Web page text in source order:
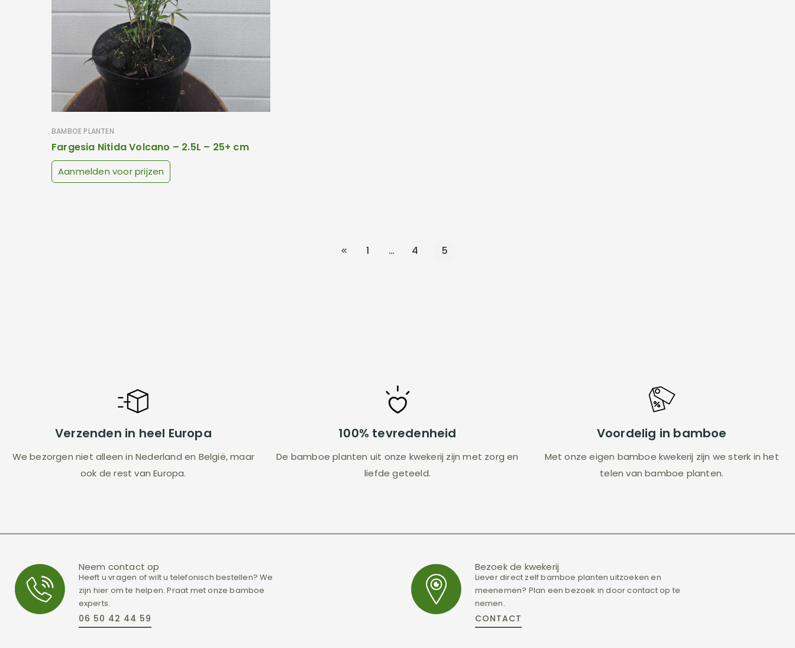
BAMBOE PLANTEN
Fargesia Nitida Volcano – 2.5L – 25+ cm
Aanmelden voor prijzen
1 … 4 5
Verzenden in heel Europa
We bezorgen niet alleen in Nederland en België, maar
ook de rest van Europa.
100% tevredenheid
De bamboe planten uit onze kwekerij zijn met zorg en
liefde geteeld.
Voordelig in bamboe
Met onze eigen bamboe kwekerij zijn we sterk in het
telen van bamboe planten.
Neem contact op
Heeft u vragen of wilt u telefonisch bestellen? We
zijn hier om te helpen. Praat met onze bamboe
experts.
06 50 42 44 59
Bezoek de kwekerij
Liever direct zelf bamboe planten uitzoeken en
meenemen? Plan een bezoek in door contact op te
nemen.
CONTACT